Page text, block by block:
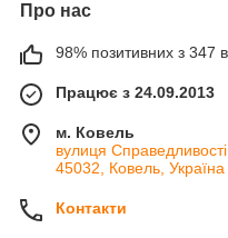
Про нас
98% позитивних з 347
Працює з 24.09.2013
м. Ковель
вулиця
45032, Ковель, Україна
Контакти